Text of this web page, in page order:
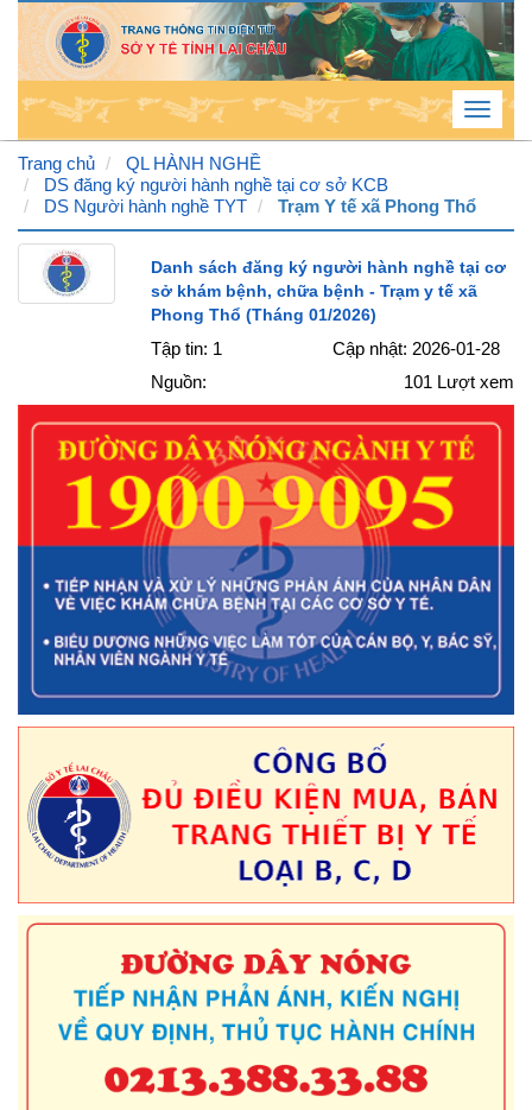
Chủ
Nhật
, 9 /
1 : 48
31
Toggle
Trang chủ
QL HÀNH NGHỀ
DS đăng ký người hành nghề tại cơ sở KCB
DS Người hành nghề TYT
Trạm Y tế xã Phong Thổ
Danh sách đăng ký người hành nghề tại cơ
sở khám bệnh, chữa bệnh - Trạm y tế xã
Phong Thổ (Tháng 01/2026)
Tập tin: 1
Cập nhật: 2026-01-28
Nguồn:
101 Lượt xem